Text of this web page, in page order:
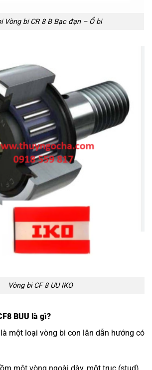
Vòng bi CR 8 B Bạc đạn – Ổ bi
Vòng bi CF 8 UU IKO
BUU là gì?
là một loại vòng bi con lăn dẫn hướng có
một vòng ngoài dày, một trục (stud)